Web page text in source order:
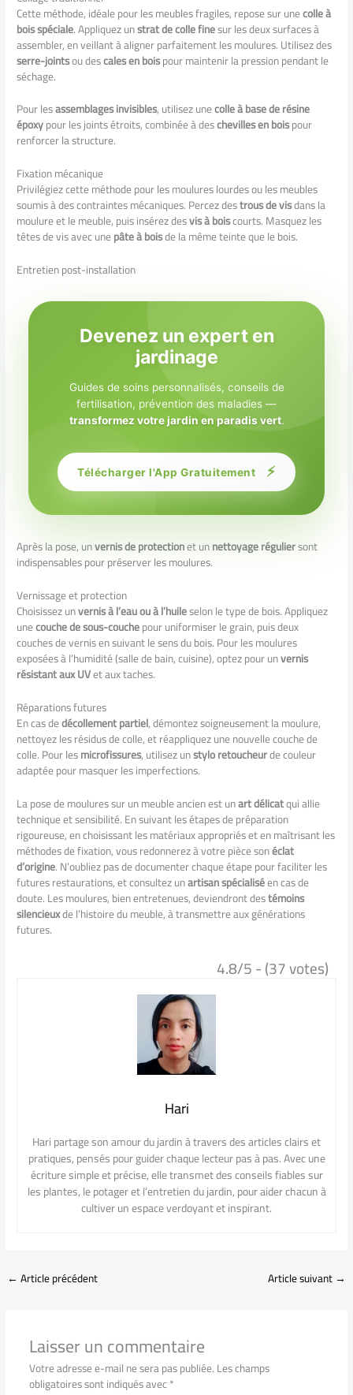
Cette méthode, idéale pour les meubles fragiles, repose sur unecolle à
bois spéciale. Appliquez unstrat de colle finesur les deux surfaces à
assembler, en veillant à aligner parfaitement les moulures. Utilisez des
serre-jointsou descales en boispour maintenir la pression pendant le
séchage.
Pour lesassemblages invisibles, utilisez unecolle à base de résine
époxypour les joints étroits, combinée à deschevilles en boispour
renforcer la structure.
Fixation mécanique
Privilégiez cette méthode pour les moulures lourdes ou les meubles
soumis à des contraintes mécaniques. Percez destrous de visdans la
moulure et le meuble, puis insérez desvis à boiscourts. Masquez les
têtes de vis avec unepâte à boisde la même teinte que le bois.
Entretien post-installation
Devenez un expert en
jardinage
Guides de soins personnalisés, conseils de
fertilisation, prévention des maladies —
transformez votre jardin en paradis vert.
Télécharger l'App Gratuitement ⚡
Après la pose, unvernis de protectionet unnettoyage réguliersont
indispensables pour préserver les moulures.
Vernissage et protection
Choisissez unvernis à l’eau ou à l’huileselon le type de bois. Appliquez
unecouche de sous-couchepour uniformiser le grain, puis deux
couches de vernis en suivant le sens du bois. Pour les moulures
exposées à l’humidité (salle de bain, cuisine), optez pour unvernis
résistant aux UVet aux taches.
Réparations futures
En cas dedécollement partiel, démontez soigneusement la moulure,
nettoyez les résidus de colle, et réappliquez une nouvelle couche de
colle. Pour lesmicrofissures, utilisez unstylo retoucheurde couleur
adaptée pour masquer les imperfections.
La pose de moulures sur un meuble ancien est unart délicatqui allie
technique et sensibilité. En suivant les étapes de préparation
rigoureuse, en choisissant les matériaux appropriés et en maîtrisant les
méthodes de fixation, vous redonnerez à votre pièce sonéclat
d’origine. N’oubliez pas de documenter chaque étape pour faciliter les
futures restaurations, et consultez unartisan spécialiséen cas de
doute. Les moulures, bien entretenues, deviendront destémoins
silencieuxde l’histoire du meuble, à transmettre aux générations
futures.
4.8/5 - (37 votes)
Hari
Hari partage son amour du jardin à travers des articles clairs et
pratiques, pensés pour guider chaque lecteur pas à pas. Avec une
écriture simple et précise, elle transmet des conseils fiables sur
les plantes, le potager et l’entretien du jardin, pour aider chacun à
cultiver un espace verdoyant et inspirant.
←Article précédent Article suivant→
Laisser un commentaire
Votre adresse e-mail ne sera pas publiée.Les champs
obligatoires sont indiqués avec*